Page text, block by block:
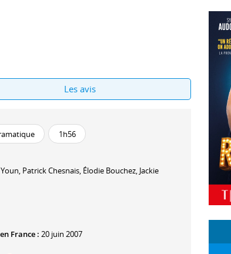
Les avis
1h56
, Patrick Chesnais, Élodie Bouchez, Jackie
France : 20 juin 2007